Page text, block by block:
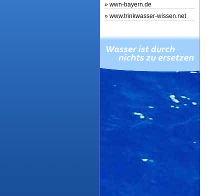
» wwn-bayern.de
» www.trinkwasser-wissen.net